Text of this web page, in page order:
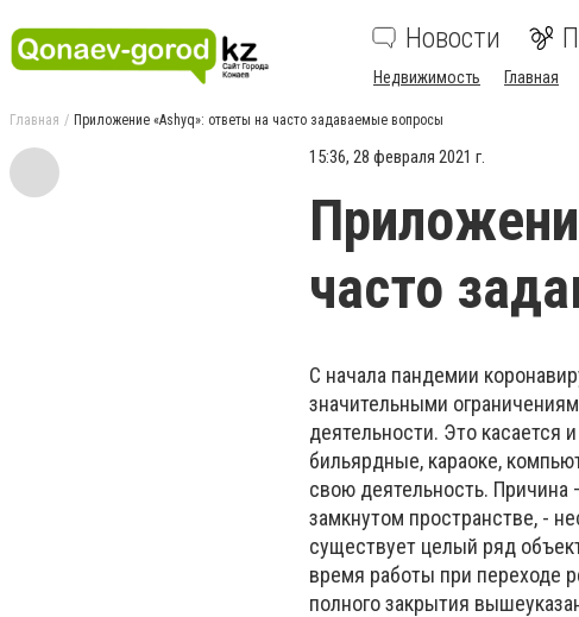
Новости
Недвижимость Главная
Главная Приложение «Ashyq»: ответы на часто задаваемые вопросы
15:36, 28 февраля 2021 г.
часто
С начала пандемии
значительными
деятельности. Это касается
бильярдные, караоке,
свою деятельность.
замкнутом пространстве, -
существует целый ряд
время работы при переходе
полного закрытия